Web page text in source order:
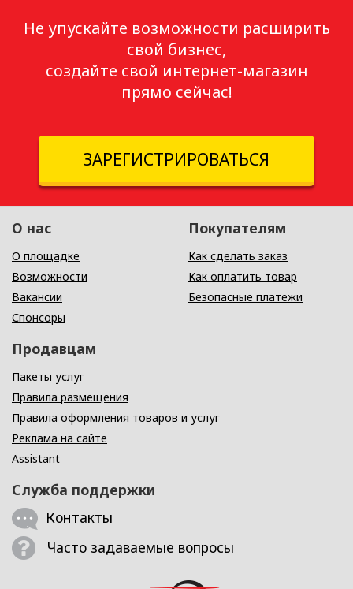
Не упускайте возможности расширить
свой бизнес,
создайте свой интернет-магазин
прямо сейчас!
ЗАРЕГИСТРИРОВАТЬСЯ
О нас
О площадке
Возможности
Вакансии
Спонсоры
Покупателям
Как сделать заказ
Как оплатить товар
Безопасные платежи
Продавцам
Пакеты услуг
Правила размещения
Правила оформления товаров и услуг
Реклама на сайте
Assistant
Служба поддержки
Контакты
Часто задаваемые вопросы